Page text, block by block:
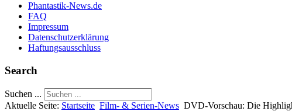
Phantastik-News.de
FAQ
Impressum
Datenschutzerklärung
Haftungsausschluss
Search
Suchen ...
Aktuelle Seite: Startseite Film- & Serien-News DVD-Vorschau: Die